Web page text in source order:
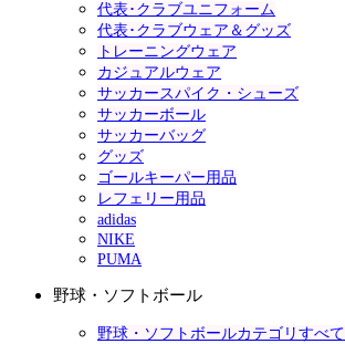
代表･クラブユニフォーム
代表･クラブウェア＆グッズ
トレーニングウェア
カジュアルウェア
サッカースパイク・シューズ
サッカーボール
サッカーバッグ
グッズ
ゴールキーパー用品
レフェリー用品
adidas
NIKE
PUMA
野球・ソフトボール
野球・ソフトボールカテゴリすべて